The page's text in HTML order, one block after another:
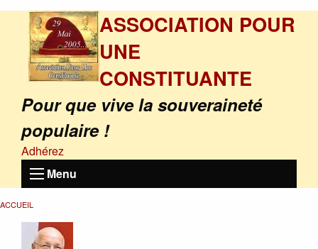
ASSOCIATION POUR
UNE
CONSTITUANTE
Pour que vive la souveraineté
populaire !
Adhérez
Menu
ACCUEIL